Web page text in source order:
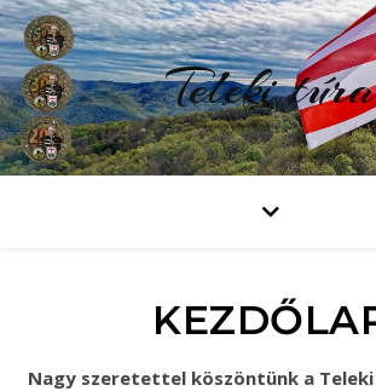
Teleki túra
Nagy szeretettel köszöntünk a Teleki Pál emléktúrák